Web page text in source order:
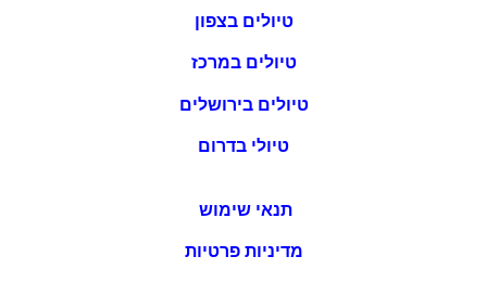
טיולים בצפון
טיולים במרכז
טיולים בירושלים
טיולי בדרום
תנאי שימוש
מדיניות פרטיות